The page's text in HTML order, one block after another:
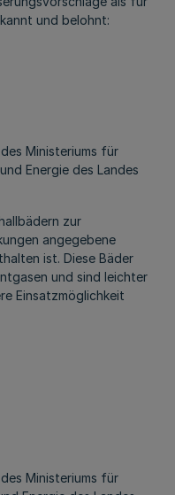
und belohnt:
Ministeriums für
Energie des Landes
zur
angegebene
ist. Diese Bäder
und sind leichter
Einsatzmöglichkeit
Ministeriums für